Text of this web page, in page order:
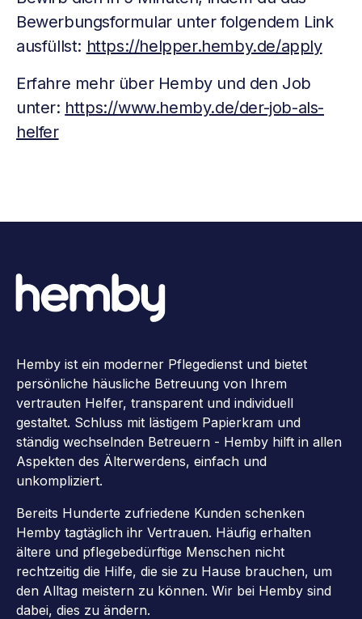
Bewerbungsformular unter folgendem Link
ausfüllst: https://helpper.hemby.de/apply
Erfahre mehr über Hemby und den Job
unter: https://www.hemby.de/der-job-als-
helfer
Hemby ist ein moderner Pflegedienst und bietet
persönliche häusliche Betreuung von Ihrem
vertrauten Helfer, transparent und individuell
gestaltet. Schluss mit lästigem Papierkram und
ständig wechselnden Betreuern - Hemby hilft in allen
Aspekten des Älterwerdens, einfach und
unkompliziert.
Bereits Hunderte zufriedene Kunden schenken
Hemby tagtäglich ihr Vertrauen. Häufig erhalten
ältere und pflegebedürftige Menschen nicht
rechtzeitig die Hilfe, die sie zu Hause brauchen, um
den Alltag meistern zu können. Wir bei Hemby sind
dabei, dies zu ändern.